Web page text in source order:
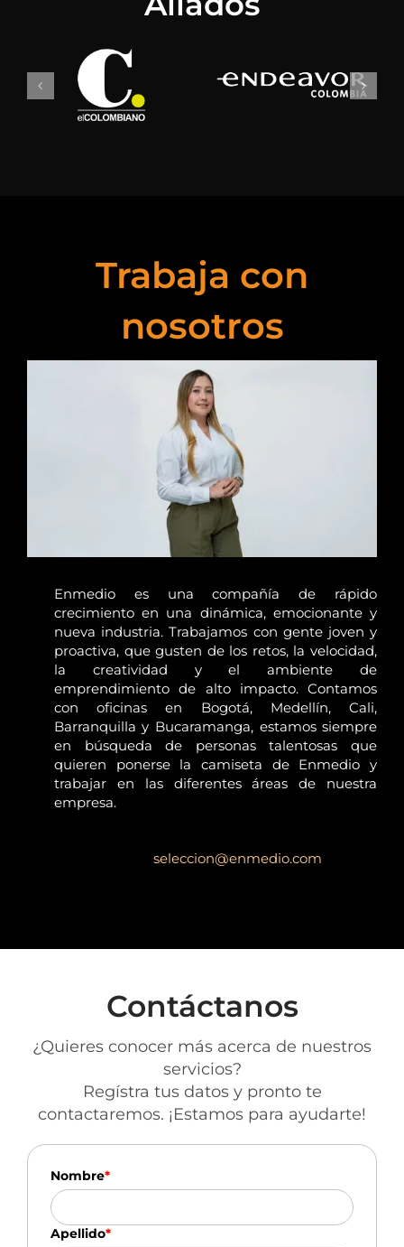
Trabaja con
nosotros
Enmedio es una compañía de rápido
crecimiento en una dinámica, emocionante y
nueva industria. Trabajamos con gente joven y
proactiva, que gusten de los retos, la velocidad,
la creatividad y el ambiente de
emprendimiento de alto impacto. Contamos
con oficinas en Bogotá, Medellín, Cali,
Barranquilla y Bucaramanga, estamos siempre
en búsqueda de personas talentosas que
quieren ponerse la camiseta de Enmedio y
trabajar en las diferentes áreas de nuestra
empresa.
seleccion@enmedio.com
Contáctanos
¿Quieres conocer más acerca de nuestros
servicios?
Regístra tus datos y pronto te
contactaremos. ¡Estamos para ayudarte!
Nombre*
Apellido*